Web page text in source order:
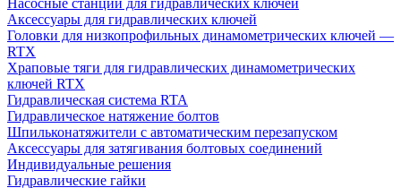
Насосные станции для гидравлических ключей
Аксессуары для гидравлических ключей
Головки для низкопрофильных динамометрических ключей —
RTX
Храповые тяги для гидравлических динамометрических
ключей RTX
Гидравлическая система RTA
Гидравлическое натяжение болтов
Шпильконатяжители с автоматическим перезапуском
Аксессуары для затягивания болтовых соединений
Индивидуальные решения
Гидравлические гайки